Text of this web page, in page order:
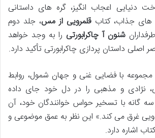
دنیایی اعجاب انگیز، گره های داستانی
جذاب، کتابقلمرویی از مس، جلد دوم
شنون آ چاکرابورتی را به وجد خواهد
اصلی داستان پردازی چاکرابورتی تأکید دارد.
مجموعه با فضایی غنی و جهان شمول، روابط
نژادی و مذهبی را در دل خود جای داده
گانه با تسخیر حواس خوانندگان خود، آن
غرق می کند.» این نظر به عمق موضوعی و
اشاره دارد.